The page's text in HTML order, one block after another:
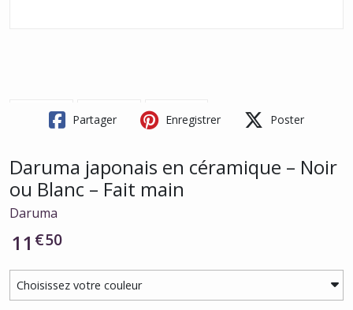
Partager Enregistrer Poster
Daruma japonais en céramique – Noir
ou Blanc – Fait main
Daruma
11 €50